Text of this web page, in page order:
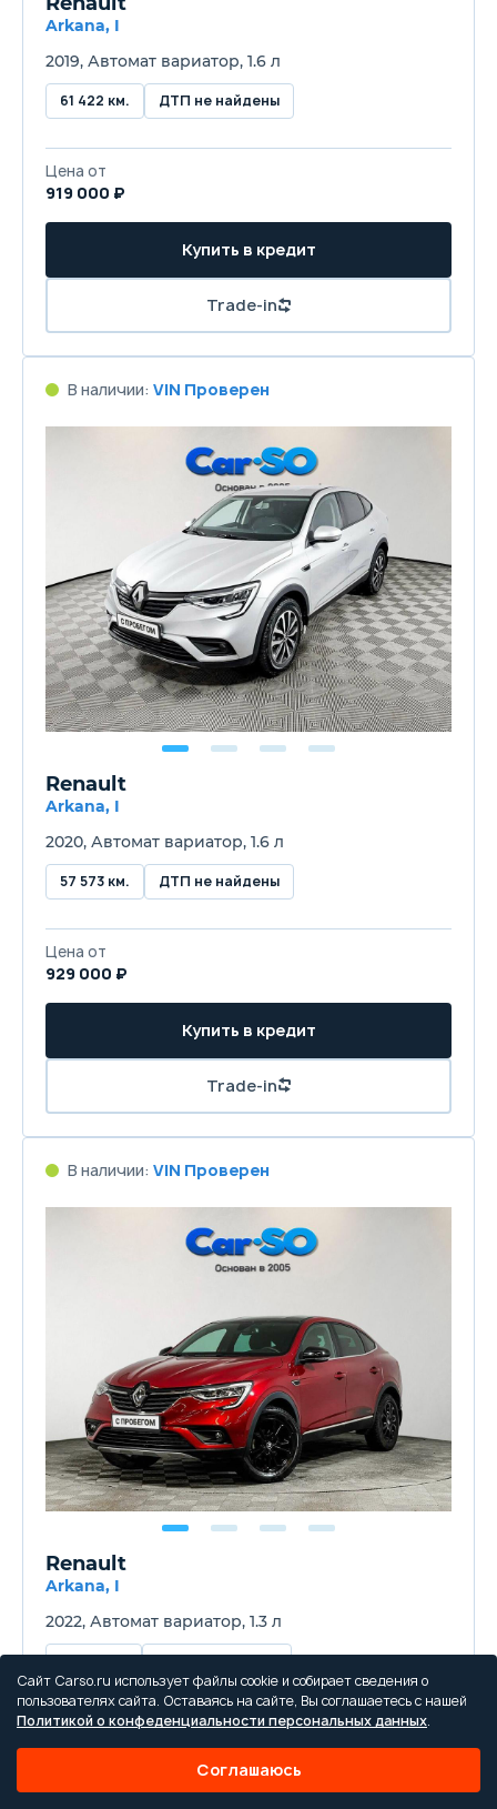
Arkana, I
2019, Автомат вариатор, 1.6 л
61 422 км. ДТП не найдены
Цена от
919 000 ₽
Купить в кредит
Trade-in
В наличии: VIN Проверен
Renault
Arkana, I
2020, Автомат вариатор, 1.6 л
57 573 км. ДТП не найдены
Цена от
929 000 ₽
Купить в кредит
Trade-in
В наличии: VIN Проверен
Renault
Arkana, I
2022, Автомат вариатор, 1.3 л
27 391 км. ДТП не найдены
Цена от
1 259 000 ₽
Сайт Carso.ru использует файлы cookie и собирает сведения о
пользователях сайта. Оставаясь на сайте, Вы соглашаетесь с нашей
Политикой о конфеденциальности персональных данных.
Соглашаюсь